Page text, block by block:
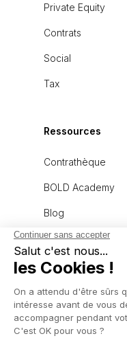
Private Equity
Contrats
Social
Tax
Ressources
Contrathèque
BOLD Academy
Blog
À propos
L'équipe
Recrutement